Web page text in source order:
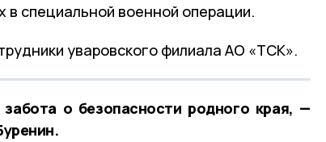
специальной военной операции.
уваровского филиала АО «ТСК».
о безопасности родного края, —